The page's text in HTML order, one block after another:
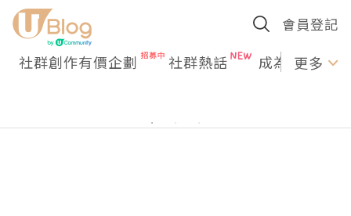
會員登記
社群創作有價企劃 社群熱話 成為U更多